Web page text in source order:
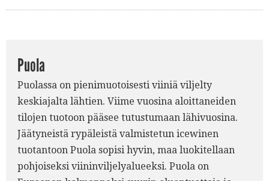
Puola
Puolassa on pienimuotoisesti viiniä viljelty
keskiajalta lähtien. Viime vuosina aloittaneiden
tilojen tuotoon pääsee tutustumaan lähivuosina.
Jäätyneistä rypäleistä valmistetun icewinen
tuotantoon Puola sopisi hyvin, maa luokitellaan
pohjoiseksi viininviljelyalueeksi. Puola on